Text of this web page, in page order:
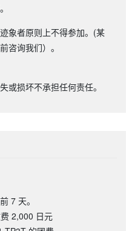
象者原则上不得参加。(某
咨询我们）。
或损坏不承担任何责任。
7 天。
2,000 日元